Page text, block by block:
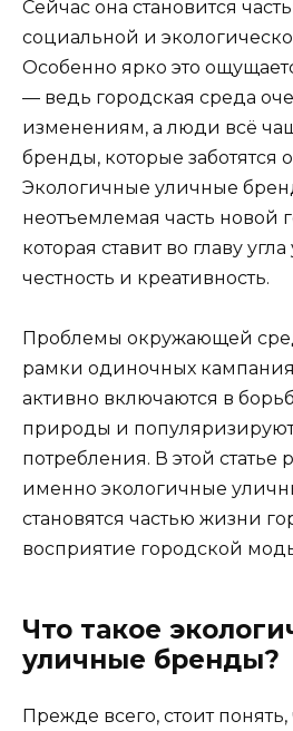
Сейчас она становится
социальной и
Особенно ярко это
— ведь городская среда
изменениям, а люди всё
бренды, которые заботятся
Экологичные уличные
неотъемлемая часть новой
которая ставит во главу
честность и креативность.
Проблемы окружающей
рамки одиночных
активно включаются в
природы и
потребления. В этой статье
именно экологичные
становятся частью жизни
восприятие городской
Что такое
уличные бренды?
Прежде всего, стоит понять,